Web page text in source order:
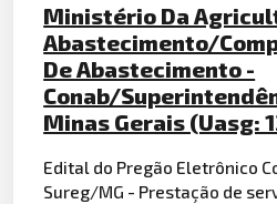
Ministério Da
Abastecimento/
De Abastecimento -
Conab/
Minas Gerais (Uasg:
Edital do Pregão Eletrônico
Sureg/MG - Prestação de